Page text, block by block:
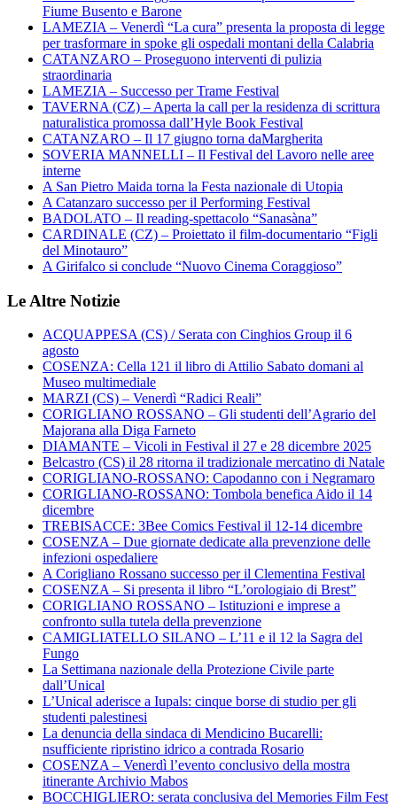
Fiume Busento e Barone
LAMEZIA – Venerdì “La cura” presenta la proposta di legge
per trasformare in spoke gli ospedali montani della Calabria
CATANZARO – Proseguono interventi di pulizia
straordinaria
LAMEZIA – Successo per Trame Festival
TAVERNA (CZ) – Aperta la call per la residenza di scrittura
naturalistica promossa dall’Hyle Book Festival
CATANZARO – Il 17 giugno torna daMargherita
SOVERIA MANNELLI – Il Festival del Lavoro nelle aree
interne
A San Pietro Maida torna la Festa nazionale di Utopia
A Catanzaro successo per il Performing Festival
BADOLATO – Il reading-spettacolo “Sanasàna”
CARDINALE (CZ) – Proiettato il film-documentario “Figli
del Minotauro”
A Girifalco si conclude “Nuovo Cinema Coraggioso”
Le Altre Notizie
ACQUAPPESA (CS) / Serata con Cinghios Group il 6
agosto
COSENZA: Cella 121 il libro di Attilio Sabato domani al
Museo multimediale
MARZI (CS) – Venerdì “Radici Reali”
CORIGLIANO ROSSANO – Gli studenti dell’Agrario del
Majorana alla Diga Farneto
DIAMANTE – Vicoli in Festival il 27 e 28 dicembre 2025
Belcastro (CS) il 28 ritorna il tradizionale mercatino di Natale
CORIGLIANO-ROSSANO: Capodanno con i Negramaro
CORIGLIANO-ROSSANO: Tombola benefica Aido il 14
dicembre
TREBISACCE: 3Bee Comics Festival il 12-14 dicembre
COSENZA – Due giornate dedicate alla prevenzione delle
infezioni ospedaliere
A Corigliano Rossano successo per il Clementina Festival
COSENZA – Si presenta il libro “L’orologiaio di Brest”
CORIGLIANO ROSSANO – Istituzioni e imprese a
confronto sulla tutela della prevenzione
CAMIGLIATELLO SILANO – L’11 e il 12 la Sagra del
Fungo
La Settimana nazionale della Protezione Civile parte
dall’Unical
L’Unical aderisce a Iupals: cinque borse di studio per gli
studenti palestinesi
La denuncia della sindaca di Mendicino Bucarelli:
nsufficiente ripristino idrico a contrada Rosario
COSENZA – Venerdì l’evento conclusivo della mostra
itinerante Archivio Mabos
BOCCHIGLIERO: serata conclusiva del Memories Film Fest